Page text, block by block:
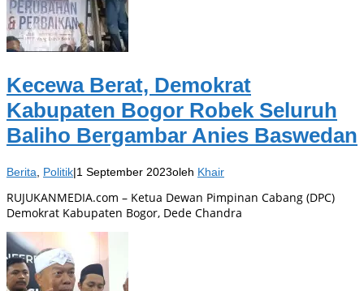
Kecewa Berat, Demokrat
Kabupaten Bogor Robek Seluruh
Baliho Bergambar Anies Baswedan
Berita, Politik|1 September 2023oleh Khair
RUJUKANMEDIA.com – Ketua Dewan Pimpinan Cabang (DPC)
Demokrat Kabupaten Bogor, Dede Chandra